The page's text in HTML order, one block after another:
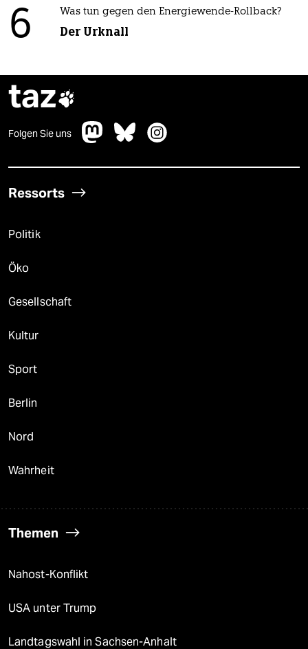
6 Was tun gegen den Energiewende-Rollback?
Der Urknall
taz
Folgen Sie uns
Ressorts
Politik
Öko
Gesellschaft
Kultur
Sport
Berlin
Nord
Wahrheit
Themen
Nahost-Konflikt
USA unter Trump
Landtagswahl in Sachsen-Anhalt